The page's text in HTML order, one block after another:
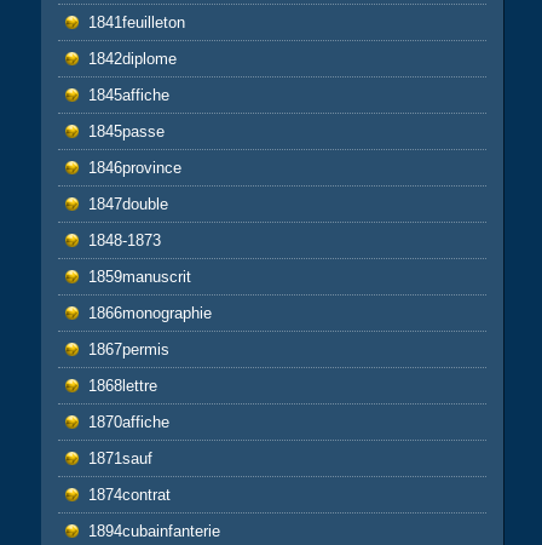
1841feuilleton
1842diplome
1845affiche
1845passe
1846province
1847double
1848-1873
1859manuscrit
1866monographie
1867permis
1868lettre
1870affiche
1871sauf
1874contrat
1894cubainfanterie